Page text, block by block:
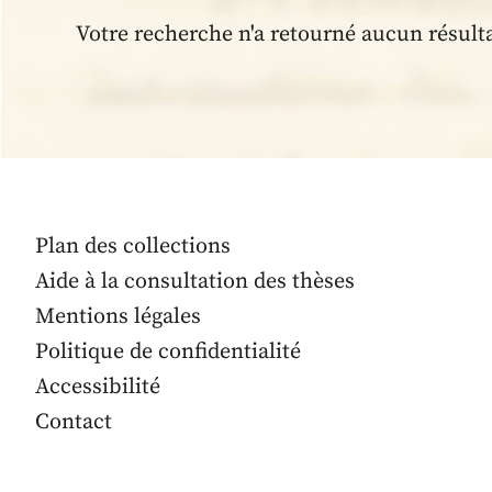
Votre recherche n'a retourné aucun
Plan des collections
Aide à la consultation des thèses
Mentions légales
Politique de confidentialité
Accessibilité
Contact